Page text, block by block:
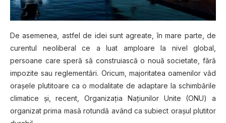
De asemenea, astfel de idei sunt agreate, în mare parte, de
curentul neoliberal ce a luat amploare la nivel global,
persoane care speră să construiască o nouă societate, fără
impozite sau reglementări. Oricum, majoritatea oamenilor văd
oraşele plutitoare ca o modalitate de adaptare la schimbările
climatice şi, recent, Organizaţia Naţiunilor Unite (ONU) a
organizat prima masă rotundă având ca subiect oraşul plutitor